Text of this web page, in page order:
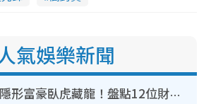
氣娛樂新聞
《愛回家》隱形富豪臥虎藏龍！盤點12位財氣逼人的有錢藝人：呢位靚女3億身家唔憂做